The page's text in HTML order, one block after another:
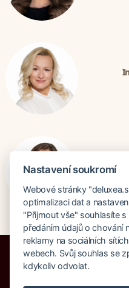
Nastavení soukromí
Webové stránky
optimalizaci dat a
"Přijmout vše" souhlasíte
předáním údajů o chování
reklamy na sociálních
webech. Svůj souhlas se
kdykoliv odvolat.